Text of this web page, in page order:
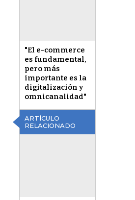
"El e-commerce
es fundamental,
pero más
importante es la
digitalización y
omnicanalidad"
ARTÍCULO
RELACIONADO